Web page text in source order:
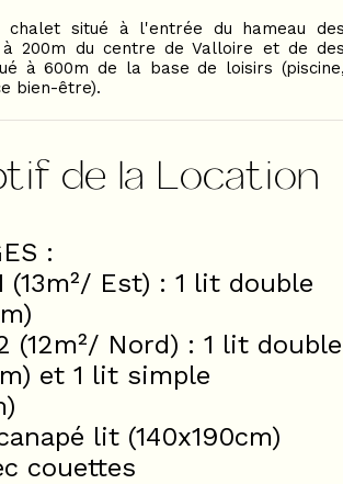
chalet situé à l'entrée du hameau
à 200m du centre de Valloire et de
à 600m de la base de loisirs
bien-être).
de la Location
:
(13m²/ Est) : 1 lit double
(12m²/ Nord) : 1 lit double
et 1 lit simple
lit (140x190cm)
couettes